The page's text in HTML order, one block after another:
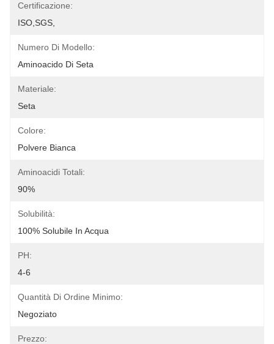
Certificazione:
ISO,SGS,
Numero Di Modello:
Aminoacido Di Seta
Materiale:
Seta
Colore:
Polvere Bianca
Aminoacidi Totali:
90%
Solubilità:
100% Solubile In Acqua
PH:
4-6
Quantità Di Ordine Minimo:
Negoziato
Prezzo: